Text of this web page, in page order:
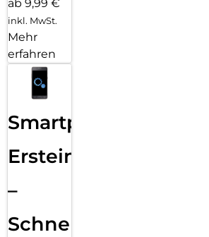
ab 9,99 €
inkl. MwSt.
Mehr
erfahren
Smartphone
Ersteinrichtung
–
Schnelle